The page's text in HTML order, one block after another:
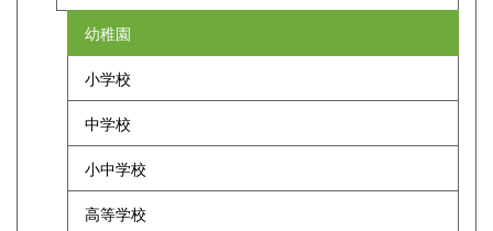
幼稚園
小学校
中学校
小中学校
高等学校